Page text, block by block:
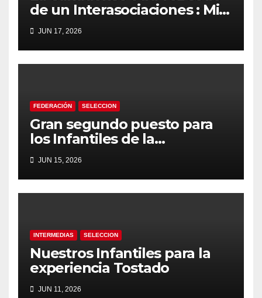
de un Interasociaciones : Mini
Femenino
JUN 17, 2026
FEDERACIÓN SELECCION
Gran segundo puesto para
los Infantiles de la
Cañadense en Tostado
JUN 15, 2026
INTERMEDIAS SELECCION
Nuestros Infantiles para la
experiencia Tostado
JUN 11, 2026